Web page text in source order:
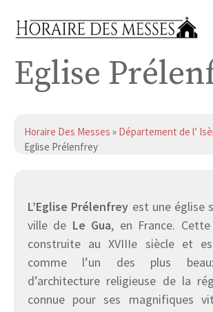
Eglise
Horaire Des Messes » Département de l’
Eglise Prélenfrey
L’Eglise Prélenfrey est une église
ville de Le Gua, en France.
construite au XVIIIe siècle et
comme l’un des plus
d’architecture religieuse de la
connue pour ses magnifiques